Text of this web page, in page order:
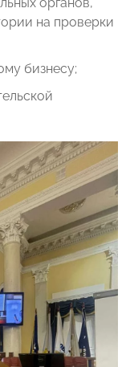
на проверки
бизнесу;